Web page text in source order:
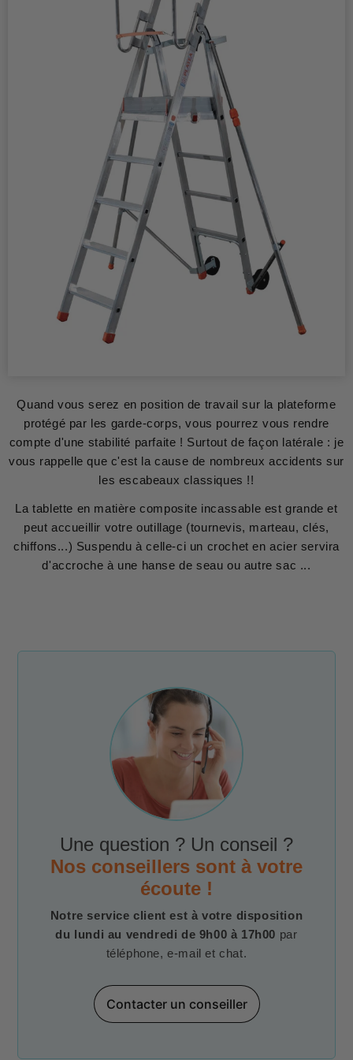
Quand vous serez en position de travail sur la plateforme
protégé par les garde-corps, vous pourrez vous rendre
compte d'une stabilité parfaite ! Surtout de façon latérale : je
vous rappelle que c'est la cause de nombreux accidents sur
les escabeaux classiques !!
La tablette en matière composite incassable est grande et
peut accueillir votre outillage (tournevis, marteau, clés,
chiffons...) Suspendu à celle-ci un crochet en acier servira
d'accroche à une hanse de seau ou autre sac ...
Une question ? Un conseil ?
Nos conseillers sont à votre
écoute !
Notre service client est à votre disposition
du lundi au vendredi de 9h00 à 17h00 par
téléphone, e-mail et chat.
Contacter un conseiller